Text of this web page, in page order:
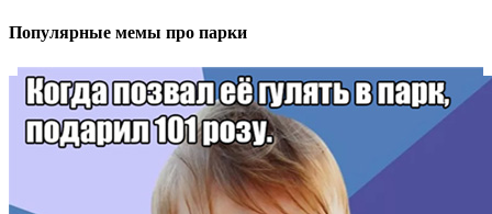
Популярные мемы про парки